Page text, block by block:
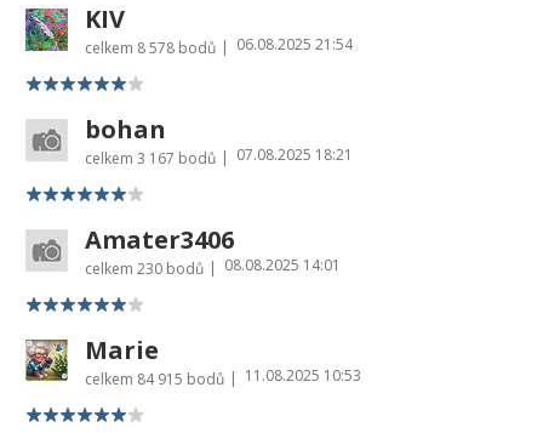
KIV
celkem 8 578 bodů | 06.08.2025 21:54
bohan
celkem 3 167 bodů | 07.08.2025 18:21
Amater3406
celkem 230 bodů | 08.08.2025 14:01
Marie
celkem 84 915 bodů | 11.08.2025 10:53